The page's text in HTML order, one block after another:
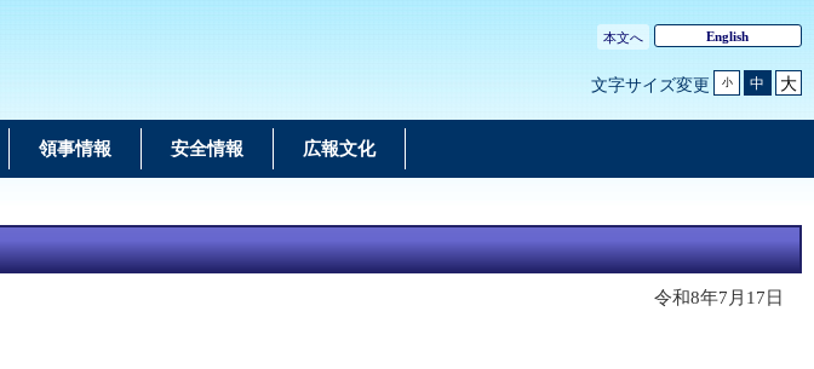
本文へ English
文字サイズ変更 小 中 大
領事情報 安全情報 広報文化
令和8年7月17日